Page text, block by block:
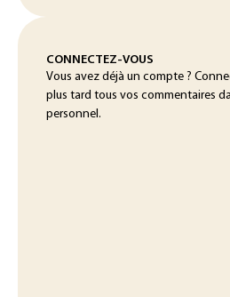
CONNECTEZ-VOUS
Vous avez déjà un compte ?
plus tard tous vos commentaires
personnel.